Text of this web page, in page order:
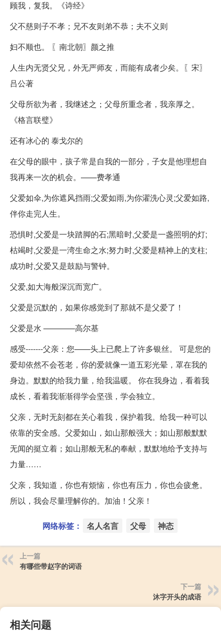
顾我，复我。《诗经》
父不慈则子不孝；兄不友则弟不恭；夫不义则
妇不顺也。 〖南北朝〗颜之推
人生内无贤父兄，外无严师友，而能有成者少矣。〖宋〗
吕公著
父母所欲为者，我继述之；父母所重念者，我亲厚之。
《格言联璧》
还有冰心的 泰戈尔的
在父母的眼中，孩子常是自我的一部分，子女是他理想自
我再来一次的机会。——费孝通
父爱如伞,为你遮风挡雨;父爱如雨,为你濯洗心灵;父爱如路,
伴你走完人生。
恐惧时,父爱是一块踏脚的石;黑暗时,父爱是一盏照明的灯;
枯竭时,父爱是一湾生命之水;努力时,父爱是精神上的支柱;
成功时,父爱又是鼓励与警钟。
父爱,如大海般深沉而宽广。
父爱是沉默的，如果你感觉到了那就不是父爱了！
父爱是水 ————高尔基
感受-------父亲：您——头上已爬上了许多银丝。 可是您的
爱却依然不会苍老，你的爱就像一道五彩光晕，罩在我的
身边。默默的给我力量，给我温暖。 你在我身边，看着我
成长，看着我渐渐得学会坚强，学会独立。
父亲，无时无刻都在关心着我，保护着我。给我一种可以
依靠的安全感。父爱如山，如山那般强大；如山那般默默
无闻的挺立着；如山那般无私的奉献，默默地给予支持与
力量……
父亲，我知道，你也有烦恼，你也有压力，你也会疲惫。
所以，我会尽量理解你的。加油！父亲！
网络标签： 名人名言 父母 神态
上一篇
有哪些带赵字的词语
下一篇
沐字开头的成语
相关问题